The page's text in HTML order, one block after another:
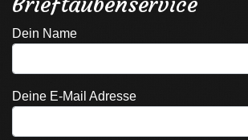
Dein Name
Deine E-Mail Adresse